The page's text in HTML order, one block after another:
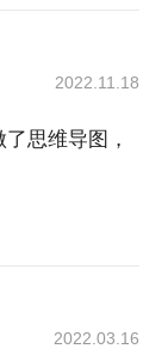
2022.11.18
思维导图，
2022.03.16